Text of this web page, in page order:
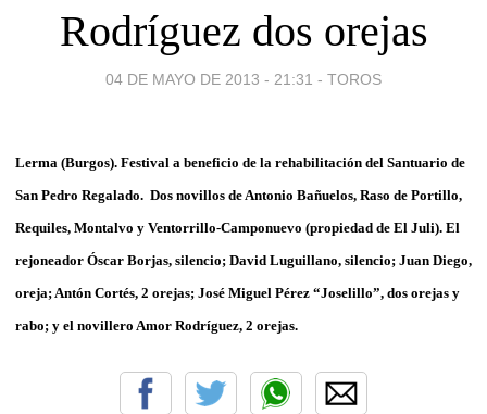
Rodríguez dos orejas
04 DE MAYO DE 2013 - 21:31 - TOROS
Lerma (Burgos). Festival a beneficio de la rehabilitación del Santuario de
San Pedro Regalado. Dos novillos de Antonio Bañuelos, Raso de Portillo,
Requiles, Montalvo y Ventorrillo-Camponuevo (propiedad de El Juli). El
rejoneador Óscar Borjas, silencio; David Luguillano, silencio; Juan Diego,
oreja; Antón Cortés, 2 orejas; José Miguel Pérez “Joselillo”, dos orejas y
rabo; y el novillero Amor Rodríguez, 2 orejas.